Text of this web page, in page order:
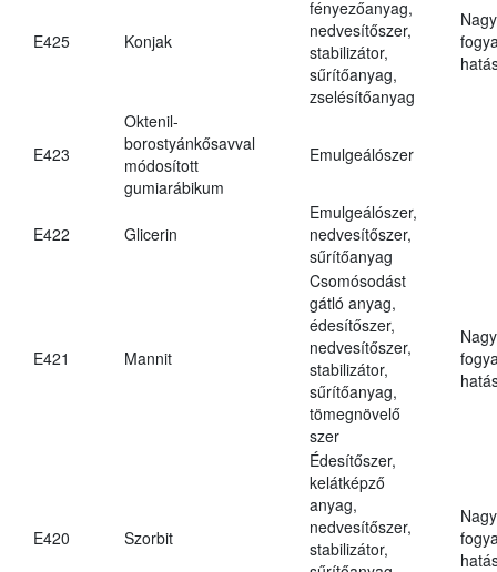
E425 Konjak
fényezőanyag,
nedvesítőszer,
stabilizátor,
sűrítőanyag,
zselésítőanyag
E423
Oktenil-
borostyánkősavval
módosított
gumiarábikum
Emulgeálószer
E422 Glicerin
Emulgeálószer,
nedvesítőszer,
sűrítőanyag
E421 Mannit
Csomósodást
gátló anyag,
édesítőszer,
nedvesítőszer,
stabilizátor,
sűrítőanyag,
tömegnövelő
szer
E420 Szorbit
Édesítőszer,
kelátképző
anyag,
nedvesítőszer,
stabilizátor,